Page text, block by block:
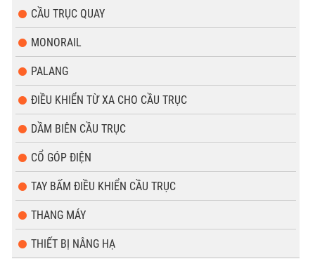
CẦU TRỤC QUAY
MONORAIL
PALANG
ĐIỀU KHIỂN TỪ XA CHO CẦU TRỤC
DẦM BIÊN CẦU TRỤC
CỔ GÓP ĐIỆN
TAY BẤM ĐIỀU KHIỂN CẦU TRỤC
THANG MÁY
THIẾT BỊ NÂNG HẠ